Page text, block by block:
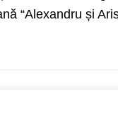
“Alexandru și